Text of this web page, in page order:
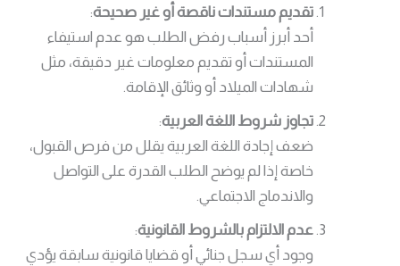
تقديم مستندات ناقصة أو غير صحيحة:
أحد أبرز أسباب رفض الطلب هو عدم استيفاء
المستندات أو تقديم معلومات غير دقيقة، مثل
شهادات الميلاد أو وثائق الإقامة.
تجاوز شروط اللغة العربية:
ضعف إجادة اللغة العربية يقلل من فرص القبول،
خاصة إذا لم يوضح الطلب القدرة على التواصل
والاندماج الاجتماعي.
عدم الالتزام بالشروط القانونية:
وجود أي سجل جنائي أو قضايا قانونية سابقة يؤدي